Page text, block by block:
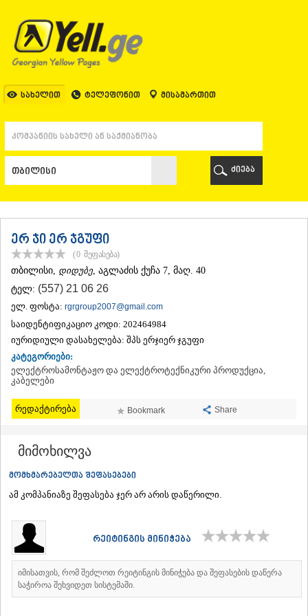
სახელით ტელეფონით მისამართით
ᲗᲑᲘᲚᲘᲡᲘ
ᲗᲑᲘᲚᲘᲡᲘ
ᲐᲤᲮᲐᲖᲔᲗᲘ
ᲒᲐᲚᲘ
ᲑᲐᲗᲣᲛᲘ
ᲥᲝᲑᲣᲚᲔᲗᲘ
ᲨᲣᲐᲮᲔᲕᲘ
ᲩᲐᲥᲕᲘ
ᲝᲖᲣᲠᲒᲔᲗᲘ
ᲩᲝᲮᲐᲢᲐᲣᲠᲘ
ᲣᲠᲔᲙᲘ
ᲘᲛᲔᲠᲔᲗᲘ
ᲑᲐᲦᲓᲐᲗᲘ
ᲕᲐᲜᲘ
ᲖᲔᲡᲢᲐᲤᲝᲜᲘ
ᲗᲔᲠᲯᲝᲚᲐ
ᲡᲐᲛᲢᲠᲔᲓᲘᲐ
ᲡᲐᲩᲮᲔᲠᲔ
ᲢᲧᲘᲑᲣᲚᲘ
ᲥᲣᲗᲐᲘᲡᲘ
ᲬᲧᲐᲚᲢᲣᲑᲝ
ᲭᲘᲐᲗᲣᲠᲐ
ᲮᲐᲠᲐᲒᲐᲣᲚᲘ
ᲙᲐᲮᲔᲗᲘ
ᲐᲮᲛᲔᲢᲐ
ᲒᲣᲠᲯᲐᲐᲜᲘ
ᲗᲔᲚᲐᲕᲘ
ᲡᲐᲒᲐᲠᲔᲯᲝ
ᲡᲘᲦᲜᲐᲦᲘ
ᲧᲕᲐᲠᲔᲚᲘ
ᲬᲜᲝᲠᲘ
ᲛᲪᲮᲔᲗᲐ–ᲛᲗᲘᲐᲜᲔᲗᲘ
ᲓᲣᲨᲔᲗᲘ
ძიება
ერ ჯი ერ ჯგუფი
(0 შეფასება)
ᲗᲑᲘᲚᲘᲡᲘ, დიდუბე, აგლაძის ქუჩა 7, მაღ. 40
ტელ: (557) 21 06 26
ელ. ფოსტა: rgrgroup2007@gmail.com
საიდენტიფიკაციო კოდი: 202464984
იურიდიული დასახელება: შპს ერჯიერ ჯგუფი
კატეგორიები:
ელექტროსამონტაჟო და ელექტროტექნიკური პროდუქცია,
კაბელები
რედაქტირება Bookmark Share
მიმოხილვა
მომხმარებელთა შეფასებები
ამ კომპანიაზე შეფასება ჯერ არ არის დაწერილი.
რეიტინგის მინიჭება
იმისათვის, რომ შეძლოთ რეიტინგის მინიჭება და შეფასების დაწერა
საჭიროა შეხვიდეთ სისტემაში.